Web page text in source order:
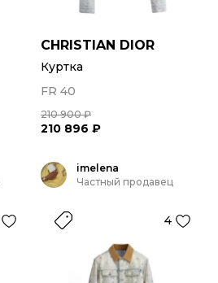
CHRISTIAN DIOR
Куртка
FR 40
210 900 ₽
210 896 ₽
imelena
Частный продавец
4